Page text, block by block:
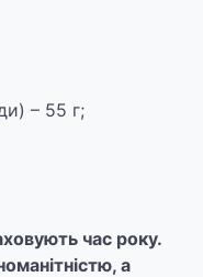
– 55 г;
час року.
а